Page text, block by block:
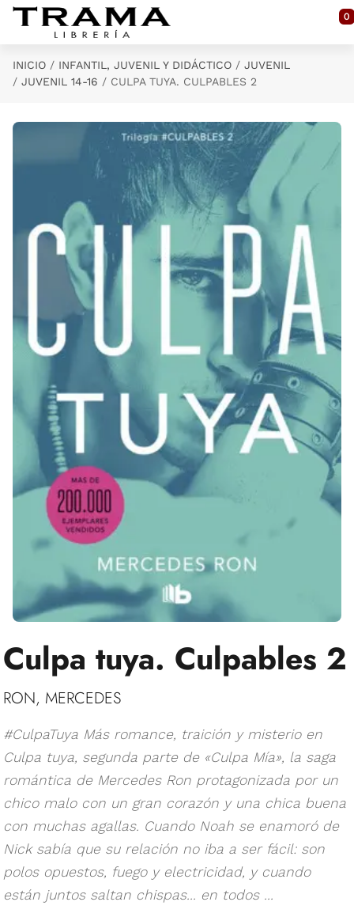
Saltar al contenido principal
0
INICIO INFANTIL, JUVENIL Y DIDÁCTICO
JUVENIL
JUVENIL 14-16
CULPA TUYA. CULPABLES 2
Culpa tuya. Culpables 2
RON, MERCEDES
#CulpaTuya Más romance, traición y misterio en
Culpa tuya, segunda parte de «Culpa Mía», la saga
romántica de Mercedes Ron protagonizada por un
chico malo con un gran corazón y una chica buena
con muchas agallas. Cuando Noah se enamoró de
Nick sabía que su relación no iba a ser fácil: son
polos opuestos, fuego y electricidad, y cuando
están juntos saltan chispas... en todos ...